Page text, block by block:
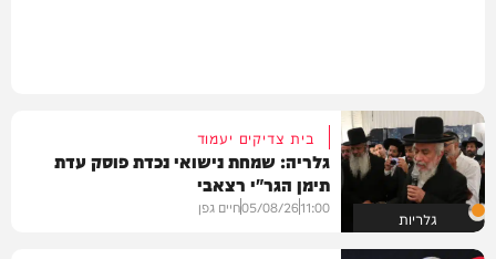
גלריות
בית צדיקים יעמוד
גלריה: שמחת נישואי נכדת פוסק עדת
תימן הגר"י רצאבי
11:00
05/08/26חיים גפן